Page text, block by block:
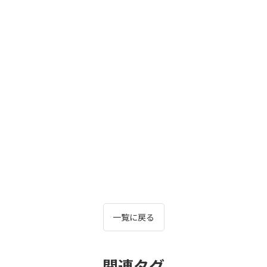
一覧に戻る